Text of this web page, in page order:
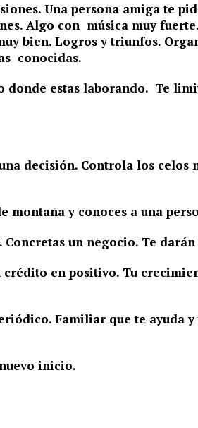
Una persona amiga te
Algo con música muy
bien. Logros y triunfos.
conocidas.
donde estas laborando. Te
decisión. Controla los celos
montaña y conoces a una
un negocio. Te
crédito en positivo. Tu
Familiar que te ayuda
inicio.